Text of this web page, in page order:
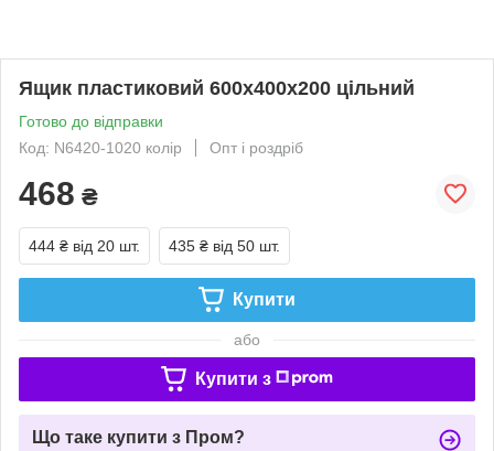
Ящик пластиковий 600х400х200 цільний
Готово до відправки
Код: N6420-1020 колір
Опт і роздріб
468 ₴
444 ₴ від 20 шт. 435 ₴ від 50 шт.
Купити
або
Купити з
Що таке купити з Пром?